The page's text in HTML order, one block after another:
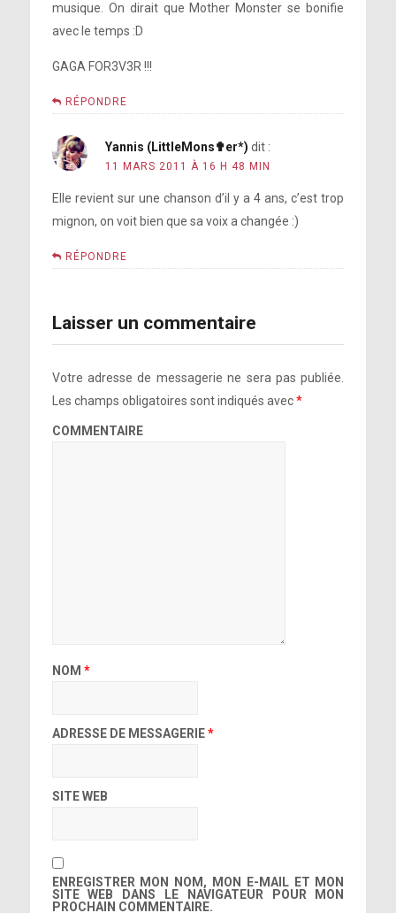
musique. On dirait que Mother Monster se bonifie
avec le temps :D
GAGA FOR3V3R !!!
RÉPONDRE
Yannis (LittleMons✟er*) dit :
11 MARS 2011 À 16 H 48 MIN
Elle revient sur une chanson d’il y a 4 ans, c’est trop
mignon, on voit bien que sa voix a changée :)
RÉPONDRE
Laisser un commentaire
Votre adresse de messagerie ne sera pas publiée.
Les champs obligatoires sont indiqués avec*
COMMENTAIRE
NOM *
ADRESSE DE MESSAGERIE*
SITE WEB
ENREGISTRER MON NOM, MON E-MAIL ET MON
SITE WEB DANS LE NAVIGATEUR POUR MON
PROCHAIN COMMENTAIRE.